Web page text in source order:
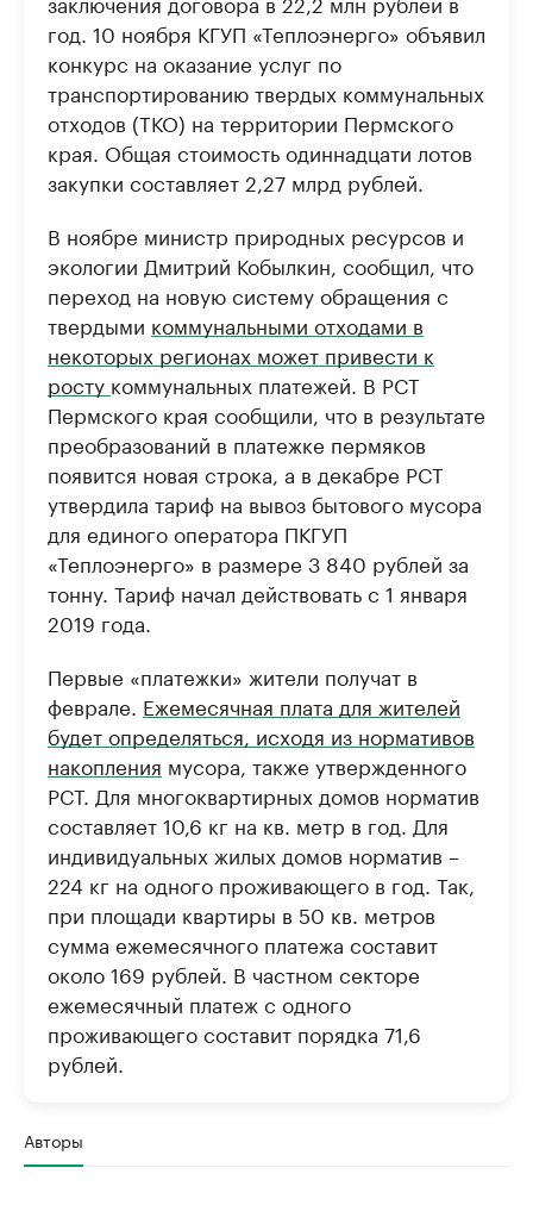
год. 10 ноября КГУП «Теплоэнерго» объявил
конкурс на оказание услуг по
транспортированию твердых коммунальных
отходов (ТКО) на территории Пермского
края. Общая стоимость одиннадцати лотов
закупки составляет 2,27 млрд рублей.
В ноябре министр природных ресурсов и
экологии Дмитрий Кобылкин, сообщил, что
переход на новую систему обращения с
твердыми коммунальными отходами в
некоторых регионах может привести к
росту коммунальных платежей. В РСТ
Пермского края сообщили, что в результате
преобразований в платежке пермяков
появится новая строка, а в декабре РСТ
утвердила тариф на вывоз бытового мусора
для единого оператора ПКГУП
«Теплоэнерго» в размере 3 840 рублей за
тонну. Тариф начал действовать с 1 января
2019 года.
Первые «платежки» жители получат в
феврале. Ежемесячная плата для жителей
будет определяться, исходя из нормативов
накопления мусора, также утвержденного
РСТ. Для многоквартирных домов норматив
составляет 10,6 кг на кв. метр в год. Для
индивидуальных жилых домов норматив –
224 кг на одного проживающего в год. Так,
при площади квартиры в 50 кв. метров
сумма ежемесячного платежа составит
около 169 рублей. В частном секторе
ежемесячный платеж с одного
проживающего составит порядка 71,6
рублей.
Авторы